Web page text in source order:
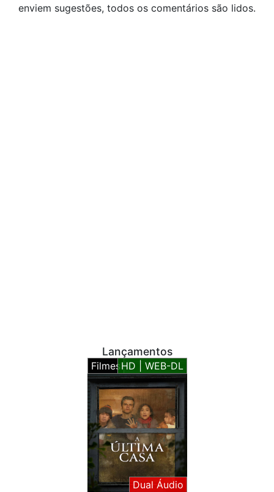
enviem sugestões, todos os comentários são lidos.
Lançamentos
FilmesHD | WEB-DL
Dual Áudio